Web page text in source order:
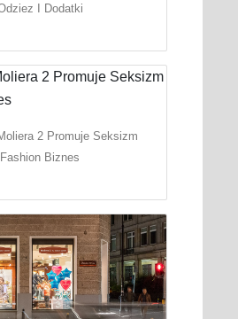
I Dodatki
2 Promuje Seksizm
Fashion Biznes